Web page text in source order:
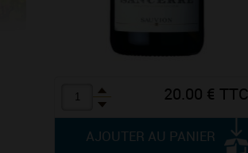
20.00 € TTC
AJOUTER AU PANIER